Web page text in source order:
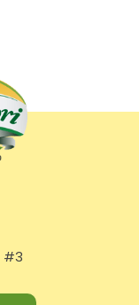
#3